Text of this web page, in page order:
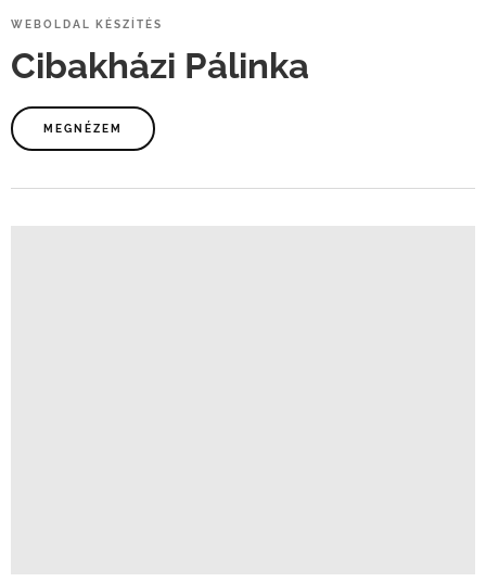
WEBOLDAL KÉSZÍTÉS
Cibakházi Pálinka
MEGNÉZEM